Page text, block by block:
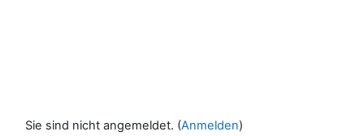
Sie sind nicht angemeldet. (Anmelden)